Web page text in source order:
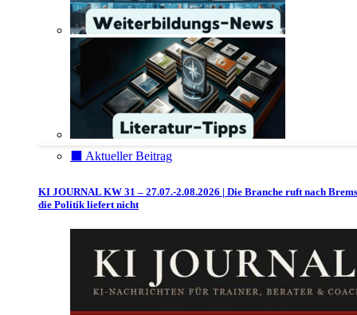
⬛️ Aktueller Beitrag
KI JOURNAL KW 31 – 27.07.-2.08.2026 | Die Branche ruft nach
die Politik liefert nicht